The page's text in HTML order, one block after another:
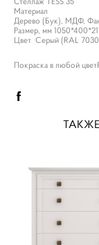
Материал
Дерево (Бук), МДФ,
Размер, мм
Цвет Серый (RAL
Покраска в любой